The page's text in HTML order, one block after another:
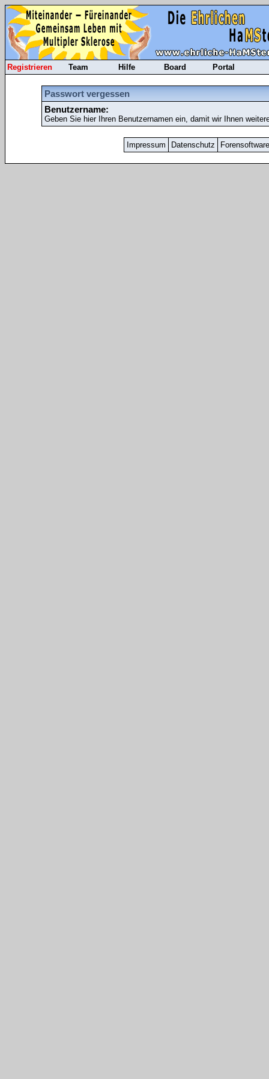
Registrieren Team Hilfe Board Portal
Passwort vergessen
Benutzername:
Geben Sie hier Ihren Benutzernamen ein, damit wir Ihnen
Impressum Datenschutz